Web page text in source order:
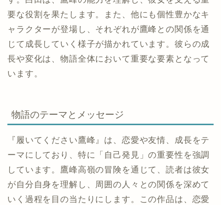
要な役割を果たします。また、他にも個性豊かなキ
ャラクターが登場し、それぞれが鷹峰との関係を通
じて成長していく様子が描かれています。彼らの成
長や変化は、物語全体において重要な要素となって
います。
物語のテーマとメッセージ
『履いてください鷹峰』は、恋愛や友情、成長をテ
ーマにしており、特に「自己発見」の重要性を強調
しています。鷹峰高嶺の冒険を通じて、読者は彼女
が自分自身を理解し、周囲の人々との関係を深めて
いく過程を目の当たりにします。この作品は、恋愛